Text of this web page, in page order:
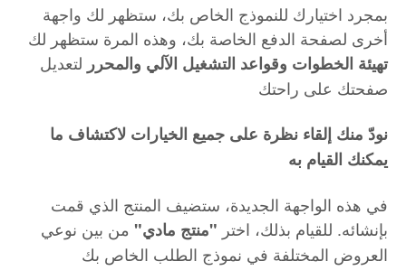
بمجرد اختيارك للنموذج الخاص بك، ستظهر لك واجهة
أخرى لصفحة الدفع الخاصة بك، وهذه المرة ستظهر لك
تهيئة الخطوات وقواعد التشغيل الآلي والمحرر لتعديل
صفحتك على راحتك
نودّ منك إلقاء نظرة على جميع الخيارات لاكتشاف ما
يمكنك القيام به
في هذه الواجهة الجديدة، ستضيف المنتج الذي قمت
بإنشائه. للقيام بذلك، اختر "منتج مادي" من بين نوعي
العروض المختلفة في نموذج الطلب الخاص بك